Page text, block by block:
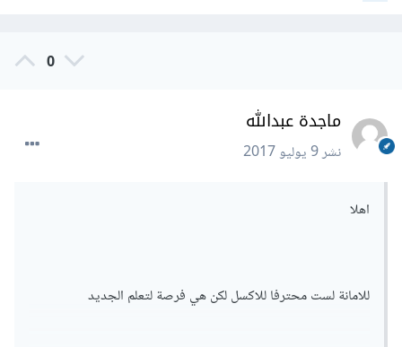
0
ماجدة عبدالله
نشر9 يوليو 2017
اهلا
للامانة لست محترفا للاكسل لكن هي فرصة لتعلم الجديد